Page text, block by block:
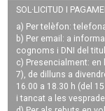
SOL·LICITUD I
a) Per telèfon:
b) Per email: a
cognoms i DNI del
c) Presencialment: en
7), de dilluns a
16.00 a 18.30 h (del
i tancat a les